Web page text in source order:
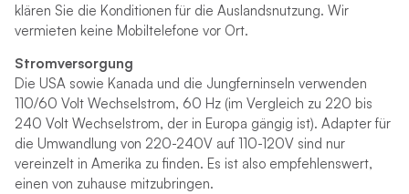
klären Sie die Konditionen für die Auslandsnutzung. Wir
vermieten keine Mobiltelefone vor Ort.
Stromversorgung
Die USA sowie Kanada und die Jungferninseln verwenden
110/60 Volt Wechselstrom, 60 Hz (im Vergleich zu 220 bis
240 Volt Wechselstrom, der in Europa gängig ist). Adapter für
die Umwandlung von 220-240V auf 110-120V sind nur
vereinzelt in Amerika zu finden. Es ist also empfehlenswert,
einen von zuhause mitzubringen.